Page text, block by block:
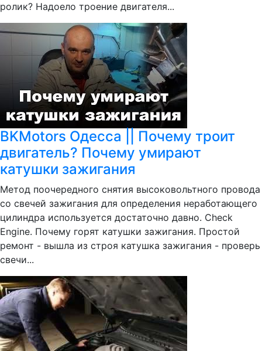
ролик? Надоело троение двигателя...
BKMotors Одесса || Почему троит
двигатель? Почему умирают
катушки зажигания
Метод поочередного снятия высоковольтного провода
со свечей зажигания для определения неработающего
цилиндра используется достаточно давно. Check
Engine. Почему горят катушки зажигания. Простой
ремонт - вышла из строя катушка зажигания - проверь
свечи...